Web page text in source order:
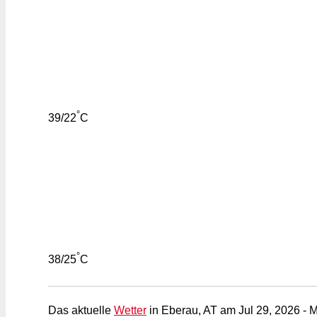
39/22°C
38/25°C
Das aktuelle Wetter in Eberau, AT am Jul 29, 2026 -